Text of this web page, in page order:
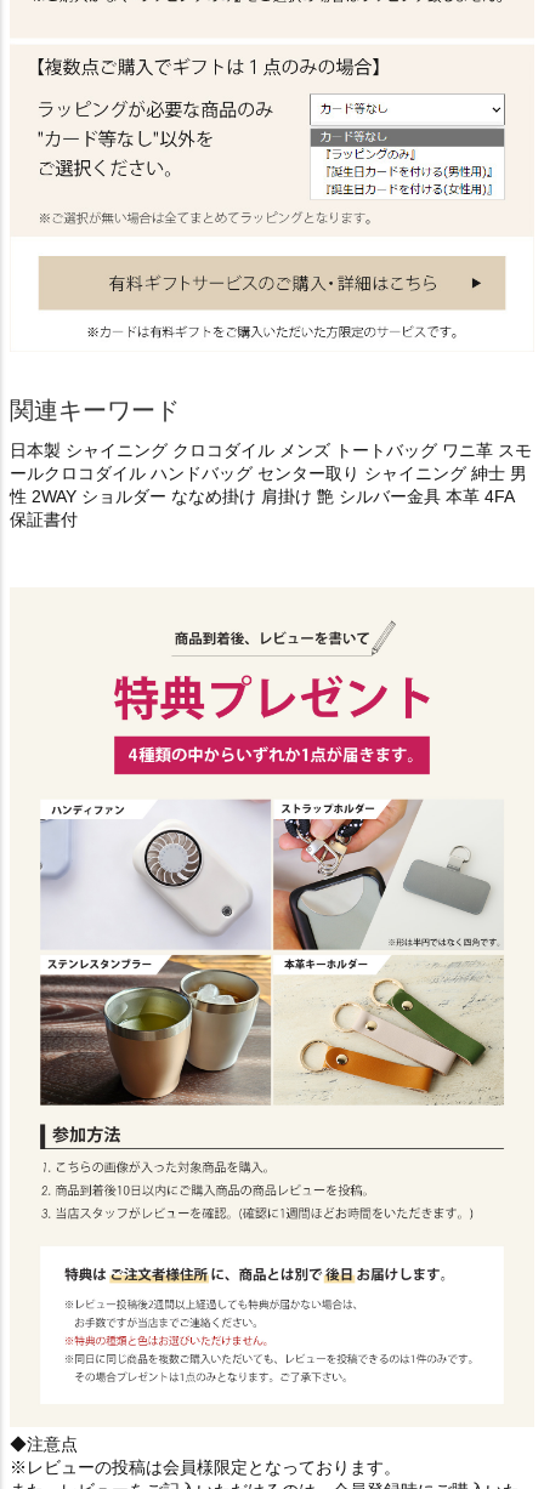
関連キーワード
日本製 シャイニング クロコダイル メンズ トートバッグ ワニ革 スモ
ールクロコダイル ハンドバッグ センター取り シャイニング 紳士 男
性 2WAY ショルダー ななめ掛け 肩掛け 艶 シルバー金具 本革 4FA
保証書付
◆注意点
※レビューの投稿は会員様限定となっております。